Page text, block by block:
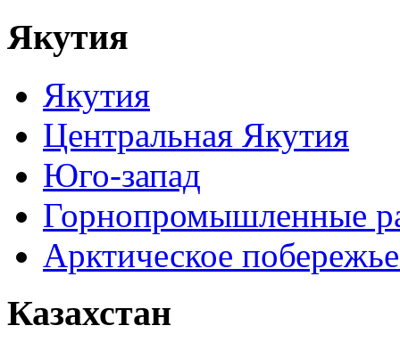
Якутия
Якутия
Центральная Якутия
Юго-запад
Горнопромышленные
Арктическое
Казахстан